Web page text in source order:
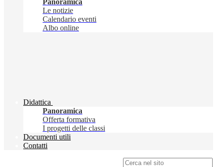
Panoramica
Le notizie
Calendario eventi
Albo online
Didattica
Panoramica
Offerta formativa
I progetti delle classi
Documenti utili
Contatti